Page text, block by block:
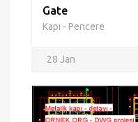
Gate
Kapı - Pencere
28 Jan